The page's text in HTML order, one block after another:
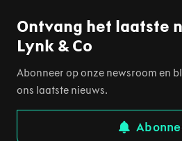
Ontvang het laatste
Lynk & Co
Abonneer op onze newsroom en
ons laatste nieuws.